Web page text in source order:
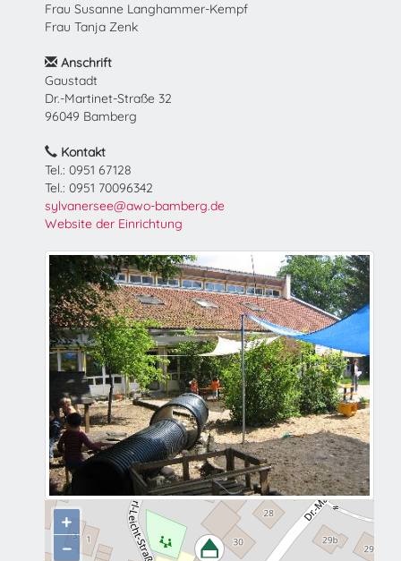
Frau Susanne Langhammer-Kempf
Frau Tanja Zenk
Anschrift
Gaustadt
Dr.-Martinet-Straße 32
96049 Bamberg
Kontakt
Tel.: 0951 67128
Tel.: 0951 70096342
sylvanersee@awo-bamberg.de
Website der Einrichtung
+
−